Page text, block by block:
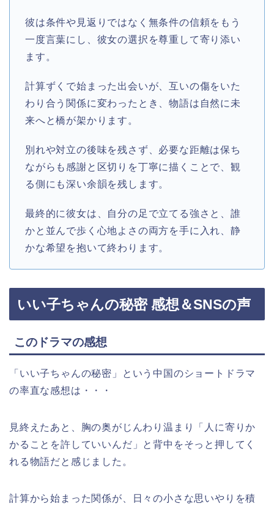
彼は条件や見返りではなく無条件の信頼をもう
一度言葉にし、彼女の選択を尊重して寄り添い
ます。​
計算ずくで始まった出会いが、互いの傷をいた
わり合う関係に変わったとき、物語は自然に未
来へと橋が架かります。​
別れや対立の後味を残さず、必要な距離は保ち
ながらも感謝と区切りを丁寧に描くことで、観
る側にも深い余韻を残します。​
最終的に彼女は、自分の足で立てる強さと、誰
かと並んで歩く心地よさの両方を手に入れ、静
かな希望を抱いて終わります。
いい子ちゃんの秘密 感想＆SNSの声
このドラマの感想
「いい子ちゃんの秘密」という中国 のショートドラマ
の率直な感想は・・・
見終えたあと、胸の奥がじんわり温まり「人に寄りか
かることを許していいんだ」と背中をそっと押してく
れる物語だと感じました。​
計算から始まった関係が、日々の小さな思いやりを積